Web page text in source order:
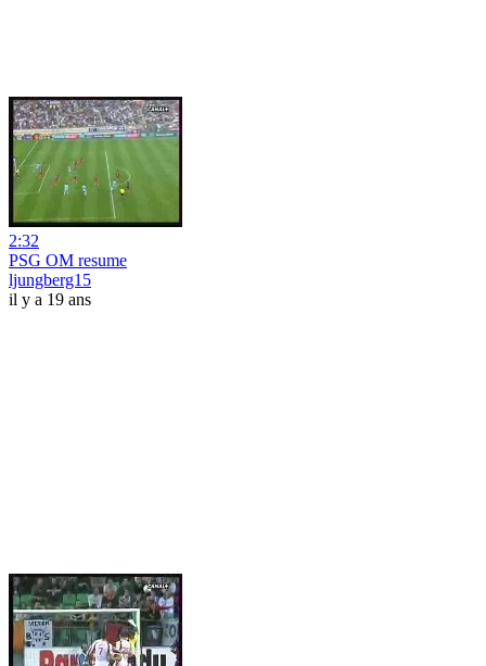
2:32
PSG OM resume
ljungberg15
il y a 19 ans